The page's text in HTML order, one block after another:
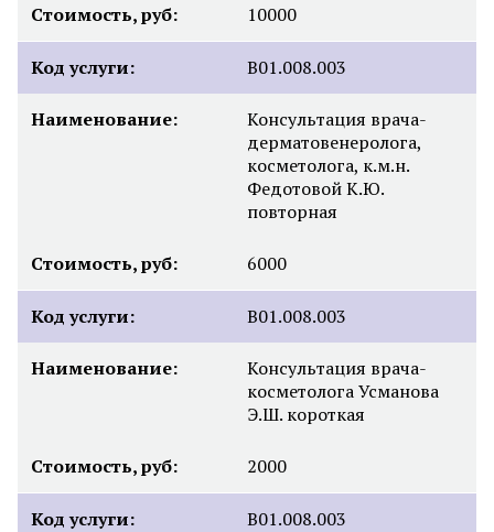
Стоимость, руб: 10000
Код услуги: B01.008.003
Наименование:
Консультация врача-
дерматовенеролога,
косметолога, к.м.н.
Федотовой К.Ю.
повторная
Стоимость, руб: 6000
Код услуги: B01.008.003
Наименование:
Консультация врача-
косметолога Усманова
Э.Ш. короткая
Стоимость, руб: 2000
Код услуги: B01.008.003